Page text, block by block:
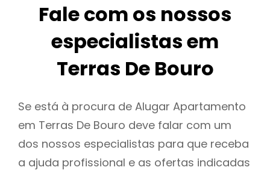
Fale com os nossos
especialistas em
Terras De Bouro
Se está à procura de Alugar Apartamento
em Terras De Bouro deve falar com um
dos nossos especialistas para que receba
a ajuda profissional e as ofertas indicadas